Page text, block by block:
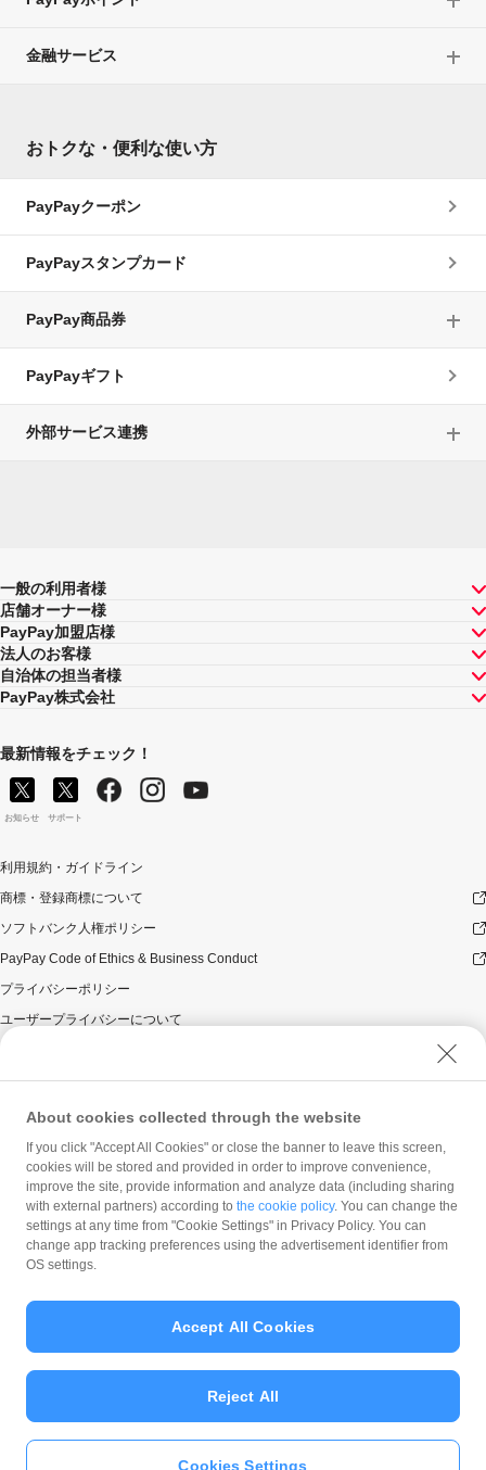
金融サービス
おトクな・便利な使い方
PayPayクーポン
PayPayスタンプカード
PayPay商品券
PayPayギフト
外部サービス連携
一般の利用者様
店舗オーナー様
PayPay加盟店様
法人のお客様
自治体の担当者様
PayPay株式会社
最新情報をチェック！
お知らせ サポート
利用規約・ガイドライン
商標・登録商標について
ソフトバンク人権ポリシー
PayPay Code of Ethics & Business Conduct
プライバシーポリシー
ユーザープライバシーについて
ウェブサイト利用規約
反社会的勢力に対する方針
勧誘方針
マネロン等基本方針
カスタマーハラスメントに関する当社の考え方
© PayPay Corporation
About cookies collected through the website
If you click "Accept All Cookies" or close the banner to leave this screen,
cookies will be stored and provided in order to improve convenience,
improve the site, provide information and analyze data (including sharing
with external partners) according to the cookie policy. You can change the
settings at any time from "Cookie Settings" in Privacy Policy. You can
change app tracking preferences using the advertisement identifier from
OS settings.
Cookies Settings
Reject All
Accept All Cookies